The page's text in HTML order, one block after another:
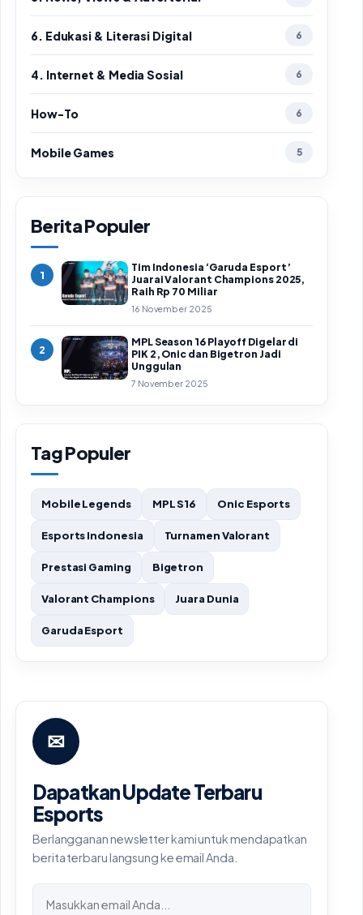
6. Edukasi & Literasi Digital 6
4. Internet & Media Sosial 6
How-To 6
Mobile Games 5
Berita Populer
1
Tim Indonesia ‘Garuda Esport’
Juarai Valorant Champions 2025,
Raih Rp 70 Miliar
16 November 2025
2
MPL Season 16 Playoff Digelar di
PIK 2, Onic dan Bigetron Jadi
Unggulan
7 November 2025
Tag Populer
Mobile Legends MPL S16 Onic Esports
Esports Indonesia Turnamen Valorant
Prestasi Gaming Bigetron
Valorant Champions Juara Dunia
Garuda Esport
✉
Dapatkan Update Terbaru
Esports
Berlangganan newsletter kami untuk mendapatkan
berita terbaru langsung ke email Anda.